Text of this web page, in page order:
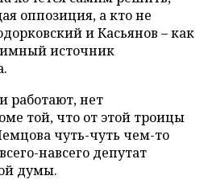
оппозиция, а кто не
и Касьянов – как
источник
работают, нет
той, что от этой троицы
чуть-чуть чем-то
навсего депутат
думы.